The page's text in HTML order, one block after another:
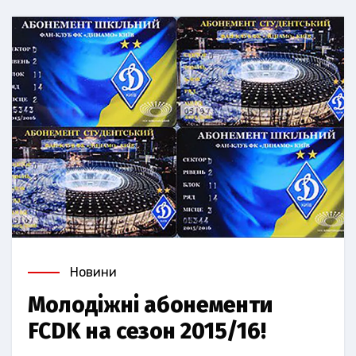
Новини
Молодіжні абонементи
FCDK на сезон 2015/16!